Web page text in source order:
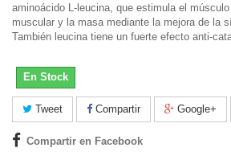
aminoácido L-leucina, que estimula el
muscular y la masa mediante la mejora de la
También leucina tiene un fuerte efecto anti-
En Stock
Tweet Compartir Google+
Compartir en Facebook